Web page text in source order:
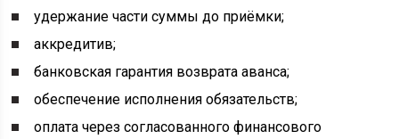
удержание части суммы до приёмки;
аккредитив;
банковская гарантия возврата аванса;
обеспечение исполнения обязательств;
оплата через согласованного финансового